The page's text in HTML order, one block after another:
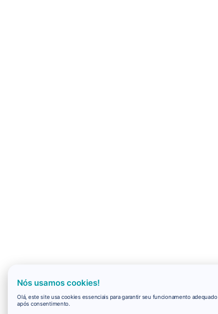
Nós usamos cookies!
Olá, este site usa cookies essenciais para garantir seu funcionamento
após consentimento.